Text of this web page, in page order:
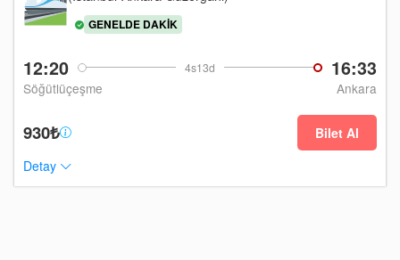
12:20 4s13d 16:33
Söğütlüçeşme Ankara
GENELDE DAKIK
930₺
Bilet Al
Detay